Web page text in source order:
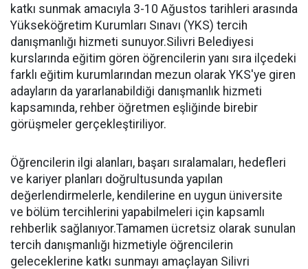
katkı sunmak amacıyla 3-10 Ağustos tarihleri arasında
Yükseköğretim Kurumları Sınavı (YKS) tercih
danışmanlığı hizmeti sunuyor.Silivri Belediyesi
kurslarında eğitim gören öğrencilerin yanı sıra ilçedeki
farklı eğitim kurumlarından mezun olarak YKS'ye giren
adayların da yararlanabildiği danışmanlık hizmeti
kapsamında, rehber öğretmen eşliğinde birebir
görüşmeler gerçekleştiriliyor.
Öğrencilerin ilgi alanları, başarı sıralamaları, hedefleri
ve kariyer planları doğrultusunda yapılan
değerlendirmelerle, kendilerine en uygun üniversite
ve bölüm tercihlerini yapabilmeleri için kapsamlı
rehberlik sağlanıyor.Tamamen ücretsiz olarak sunulan
tercih danışmanlığı hizmetiyle öğrencilerin
geleceklerine katkı sunmayı amaçlayan Silivri